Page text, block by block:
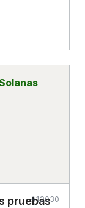
pruebas
#12030